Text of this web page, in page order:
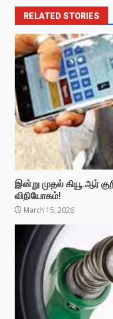
RELATED STORIES
இன்று முதல் கியூ.ஆர்
விநியோகம்!
March 15, 2026